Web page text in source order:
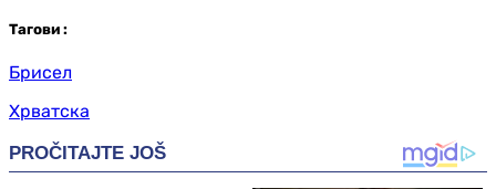
Тагови :
Брисел
Хрватска